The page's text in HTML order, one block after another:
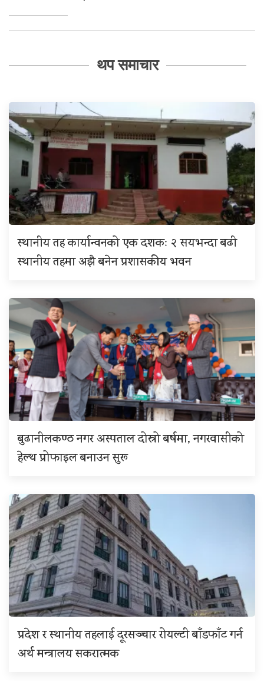
थप समाचार
स्थानीय तह कार्यान्वनको एक दशकः २ सयभन्दा बढी
स्थानीय तहमा अझै बनेन प्रशासकीय भवन
बुढानीलकण्ठ नगर अस्पताल दोस्रो बर्षमा, नगरवासीको
हेल्थ प्रोफाइल बनाउन सुरू
प्रदेश र स्थानीय तहलाई दूरसञ्चार रोयल्टी बाँडफाँट गर्न
अर्थ मन्त्रालय सकरात्मक